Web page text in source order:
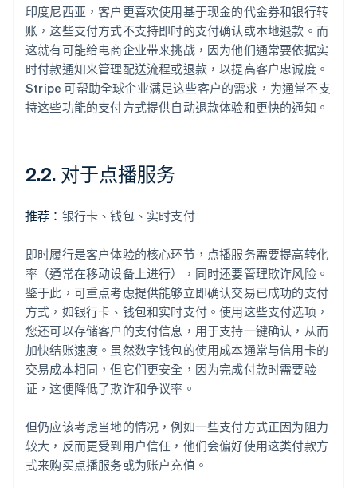
印度尼西亚，客户更喜欢使用基于现金的代金券和银行转
账，这些支付方式不支持即时的支付确认或本地退款。而
这就有可能给电商企业带来挑战，因为他们通常要依据实
时付款通知来管理配送流程或退款，以提高客户忠诚度。
Stripe 可帮助全球企业满足这些客户的需求，为通常不支
持这些功能的支付方式提供自动退款体验和更快的通知。
2.2. 对于点播服务
推荐： 银行卡、钱包、实时支付
即时履行是客户体验的核心环节，点播服务需要提高转化
率（通常在移动设备上进行），同时还要管理欺诈风险。
鉴于此，可重点考虑提供能够立即确认交易已成功的支付
方式，如银行卡、钱包和实时支付。使用这些支付选项，
您还可以存储客户的支付信息，用于支持一键确认，从而
加快结账速度。虽然数字钱包的使用成本通常与信用卡的
交易成本相同，但它们更安全，因为完成付款时需要验
证，这便降低了欺诈和争议率。
但仍应该考虑当地的情况，例如一些支付方式正因为阻力
较大，反而更受到用户信任，他们会偏好使用这类付款方
式来购买点播服务或为账户充值。